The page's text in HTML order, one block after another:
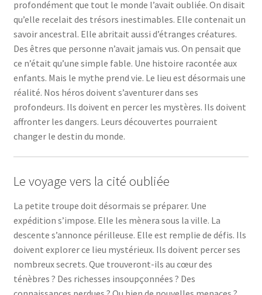
profondément que tout le monde l’avait oubliée. On disait
qu’elle recelait des trésors inestimables. Elle contenait un
savoir ancestral. Elle abritait aussi d’étranges créatures.
Des êtres que personne n’avait jamais vus. On pensait que
ce n’était qu’une simple fable. Une histoire racontée aux
enfants. Mais le mythe prend vie. Le lieu est désormais une
réalité. Nos héros doivent s’aventurer dans ses
profondeurs. Ils doivent en percer les mystères. Ils doivent
affronter les dangers. Leurs découvertes pourraient
changer le destin du monde.
Le voyage vers la cité oubliée
La petite troupe doit désormais se préparer. Une
expédition s’impose. Elle les mènera sous la ville. La
descente s’annonce périlleuse. Elle est remplie de défis. Ils
doivent explorer ce lieu mystérieux. Ils doivent percer ses
nombreux secrets. Que trouveront-ils au cœur des
ténèbres ? Des richesses insoupçonnées ? Des